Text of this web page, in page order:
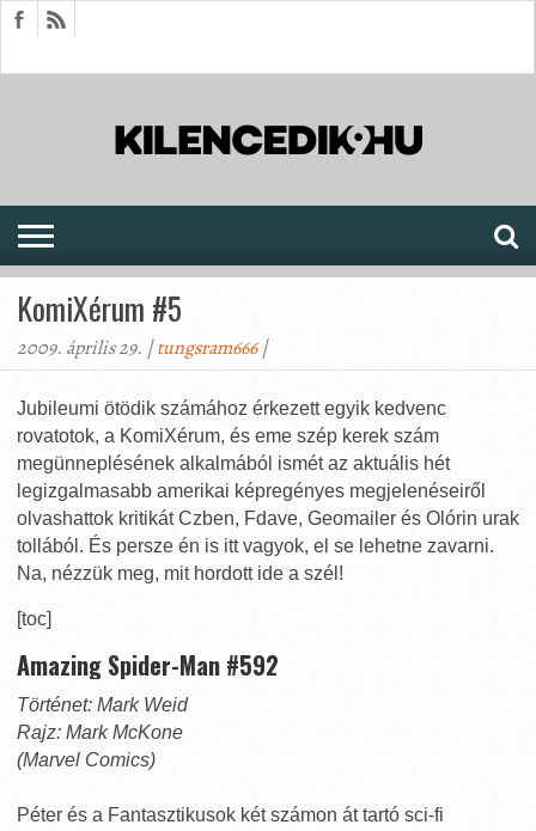
KomiXérum #5
2009. április 29. |tungsram666|
Jubileumi ötödik számához érkezett egyik kedvenc
rovatotok, a KomiXérum, és eme szép kerek szám
megünneplésének alkalmából ismét az aktuális hét
legizgalmasabb amerikai képregényes megjelenéseiről
olvashattok kritikát Czben, Fdave, Geomailer és Olórin urak
tollából. És persze én is itt vagyok, el se lehetne zavarni.
Na, nézzük meg, mit hordott ide a szél!
[toc]
Amazing Spider-Man #592
Történet: Mark Weid
Rajz: Mark McKone
(Marvel Comics)
Péter és a Fantasztikusok két számon át tartó sci-fi